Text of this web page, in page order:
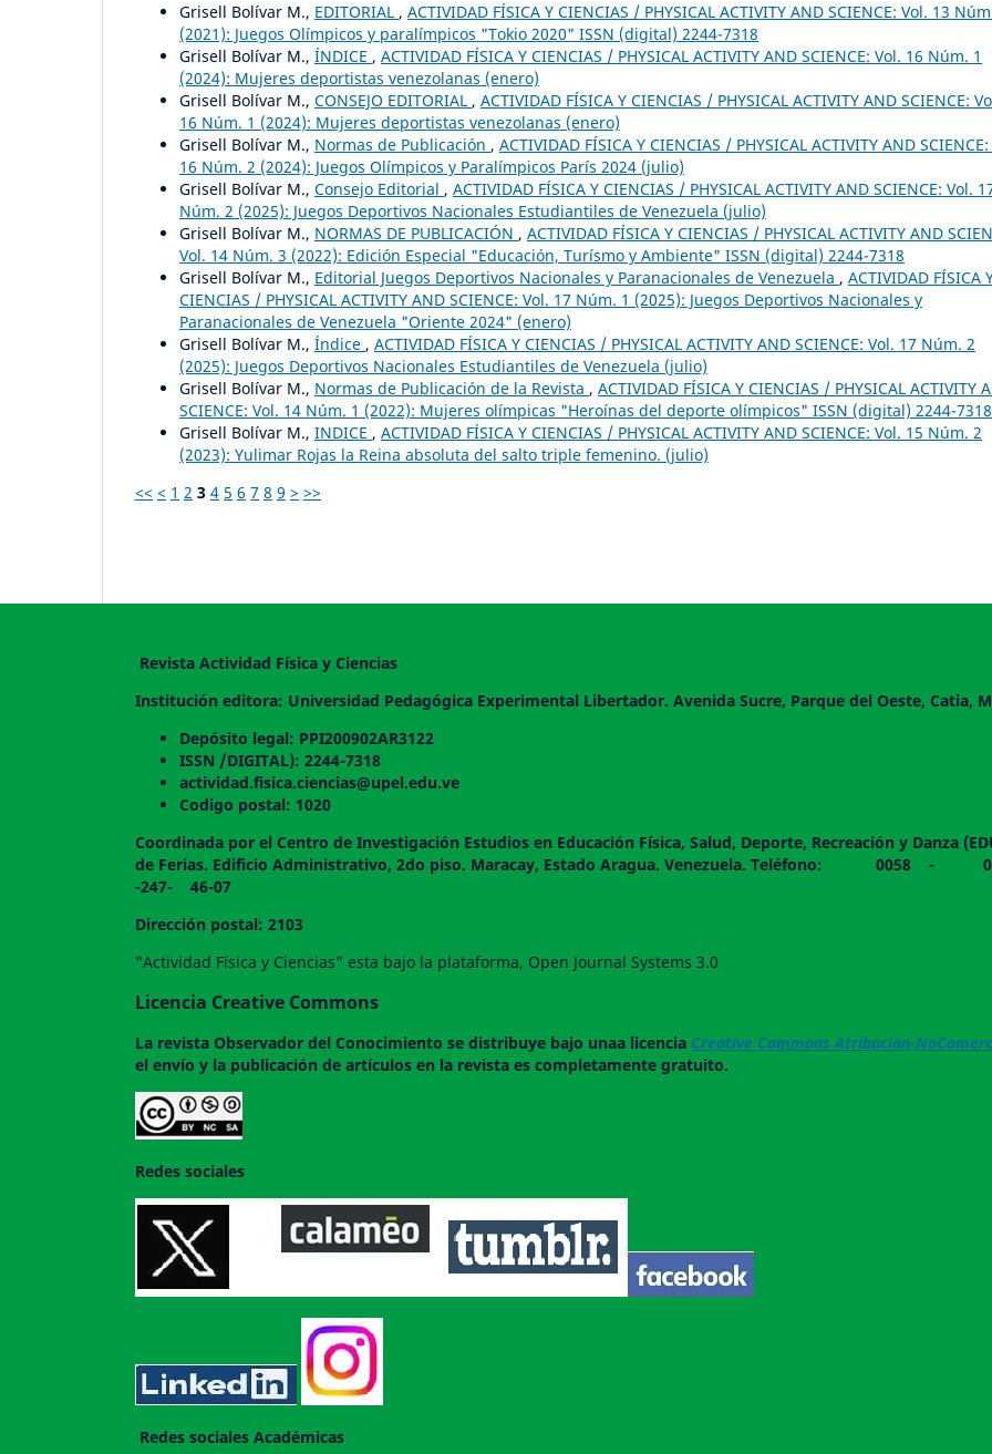
Grisell Bolívar M., EDITORIAL , ACTIVIDAD FÍSICA Y CIENCIAS / PHYSICAL ACTIVITY AND SCIENCE: Vol. 13
(2021): Juegos Olímpicos y paralímpicos "Tokio 2020" ISSN (digital) 2244-7318
Grisell Bolívar M., ÍNDICE , ACTIVIDAD FÍSICA Y CIENCIAS / PHYSICAL ACTIVITY AND SCIENCE: Vol. 16 Núm. 1
(2024): Mujeres deportistas venezolanas (enero)
Grisell Bolívar M., CONSEJO EDITORIAL , ACTIVIDAD FÍSICA Y CIENCIAS / PHYSICAL ACTIVITY AND SCIENCE:
16 Núm. 1 (2024): Mujeres deportistas venezolanas (enero)
Grisell Bolívar M., Normas de Publicación , ACTIVIDAD FÍSICA Y CIENCIAS / PHYSICAL ACTIVITY AND
16 Núm. 2 (2024): Juegos Olímpicos y Paralímpicos París 2024 (julio)
Grisell Bolívar M., Consejo Editorial , ACTIVIDAD FÍSICA Y CIENCIAS / PHYSICAL ACTIVITY AND SCIENCE: Vol.
Núm. 2 (2025): Juegos Deportivos Nacionales Estudiantiles de Venezuela (julio)
Grisell Bolívar M., NORMAS DE PUBLICACIÓN , ACTIVIDAD FÍSICA Y CIENCIAS / PHYSICAL ACTIVITY AND
Vol. 14 Núm. 3 (2022): Edición Especial "Educación, Turísmo y Ambiente" ISSN (digital) 2244-7318
Grisell Bolívar M., Editorial Juegos Deportivos Nacionales y Paranacionales de Venezuela , ACTIVIDAD FÍSICA
CIENCIAS / PHYSICAL ACTIVITY AND SCIENCE: Vol. 17 Núm. 1 (2025): Juegos Deportivos Nacionales y
Paranacionales de Venezuela "Oriente 2024" (enero)
Grisell Bolívar M., Índice , ACTIVIDAD FÍSICA Y CIENCIAS / PHYSICAL ACTIVITY AND SCIENCE: Vol. 17 Núm. 2
(2025): Juegos Deportivos Nacionales Estudiantiles de Venezuela (julio)
Grisell Bolívar M., Normas de Publicación de la Revista , ACTIVIDAD FÍSICA Y CIENCIAS / PHYSICAL ACTIVITY
SCIENCE: Vol. 14 Núm. 1 (2022): Mujeres olímpicas "Heroínas del deporte olímpicos" ISSN (digital) 2244-7318
Grisell Bolívar M., INDICE , ACTIVIDAD FÍSICA Y CIENCIAS / PHYSICAL ACTIVITY AND SCIENCE: Vol. 15 Núm. 2
(2023): Yulimar Rojas la Reina absoluta del salto triple femenino. (julio)
<< < 1 2 3 4 5 6 7 8 9 > >>
Revista Actividad Física y Ciencias
Institución editora: Universidad Pedagógica Experimental Libertador. Avenida Sucre, Parque del Oeste, Catia,
Depósito legal: PPI200902AR3122
ISSN /DIGITAL): 2244-7318
actividad.fisica.ciencias@upel.edu.ve
Codigo postal: 1020
Coordinada por el Centro de Investigación Estudios en Educación Física, Salud, Deporte, Recreación y Danza
de Ferias. Edificio Administrativo, 2do piso. Maracay, Estado Aragua. Venezuela. Teléfono:
-247- 46-07
Dirección postal: 2103
"Actividad Física y Ciencias" esta bajo la plataforma, Open Journal Systems 3.0
Licencia Creative Commons
La revista Observador del Conocimiento se distribuye bajo unaa licencia Creative Commons Atribución-
el envío y la publicación de artículos en la revista es completamente gratuito.
Redes sociales
Redes sociales Académicas